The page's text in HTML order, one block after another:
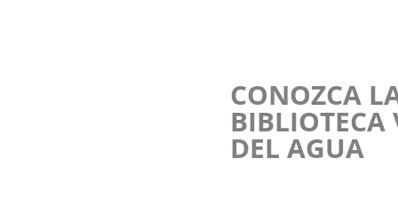
CONOZCA
BIBLIOTECA
DEL AGUA